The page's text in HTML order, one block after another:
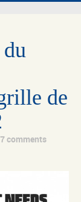
de
7 comments